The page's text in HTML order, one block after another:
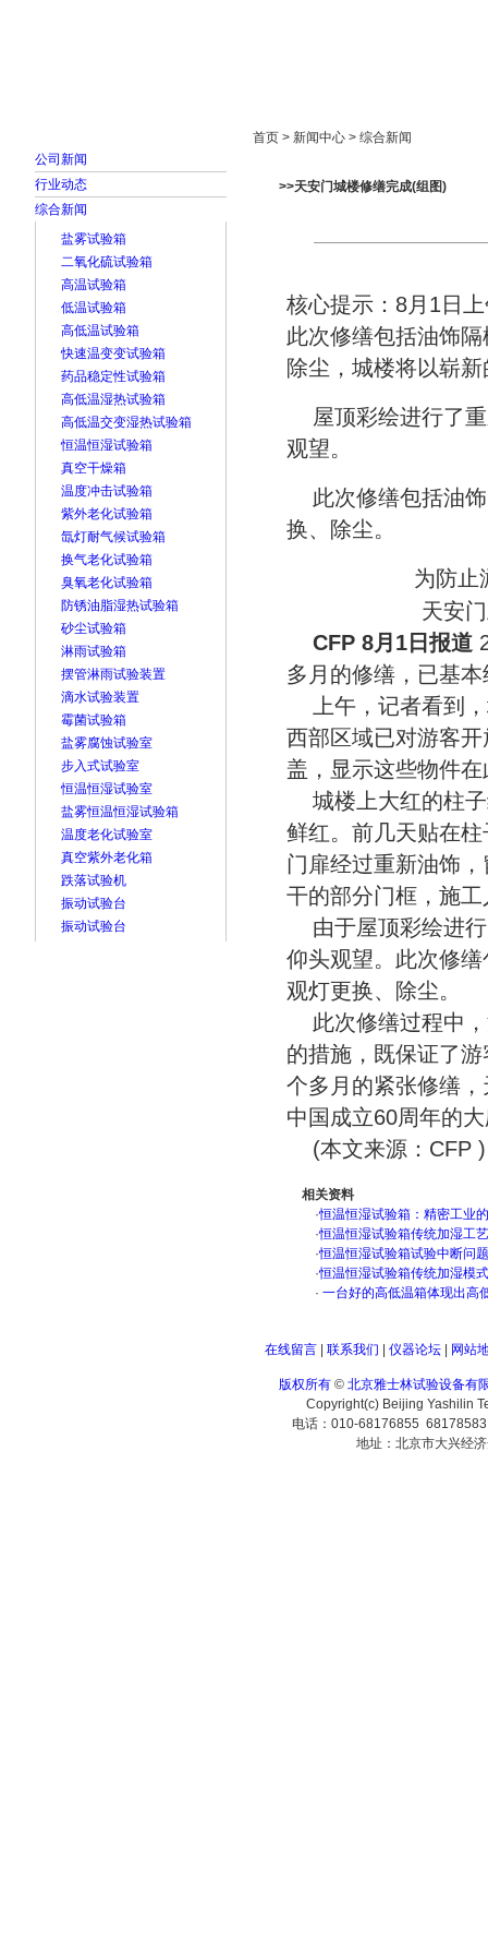
公司新闻
行业动态
综合新闻
盐雾试验箱
二氧化硫试验箱
高温试验箱
低温试验箱
高低温试验箱
快速温变变试验箱
药品稳定性试验箱
高低温湿热试验箱
高低温交变湿热试验箱
恒温恒湿试验箱
真空干燥箱
温度冲击试验箱
紫外老化试验箱
氙灯耐气候试验箱
换气老化试验箱
臭氧老化试验箱
防锈油脂湿热试验箱
砂尘试验箱
淋雨试验箱
摆管淋雨试验装置
滴水试验装置
霉菌试验箱
盐雾腐蚀试验室
步入式试验室
恒温恒湿试验室
盐雾恒温恒湿试验箱
温度老化试验室
真空紫外老化箱
跌落试验机
振动试验台
振动试验台
首页 > 新闻中心 > 综合新闻
>>天安门城楼修缮完成(组图)
核心提示：8月1日
此次修缮包括油饰
除尘，城楼将以崭
屋顶彩绘进行了
观望。
此次修缮包括油
换、除尘。
为防止
天安
CFP 8月1日报道
多月的修缮，已基本
上午，记者看到
西部区域已对游客
盖，显示这些物件
城楼上大红的柱
鲜红。前几天贴在
门扉经过重新油饰
干的部分门框，施工
由于屋顶彩绘进
仰头观望。此次修
观灯更换、除尘。
此次修缮过程中
的措施，既保证了
个多月的紧张修缮
中国成立60周年的
(本文来源：CFP
相关资料
·恒温恒湿试验箱：精密工业
·恒温恒湿试验箱传统加湿工
·恒温恒湿试验箱试验中断问
·恒温恒湿试验箱传统加湿模
· 一台好的高低温箱体现出高
在线留言| 联系我们 仪器论坛| 网站
版权所有 © 北京雅士林试验设备有
Copyright(c) Beijing Yashilin
电话：010-68176855
地址：北京市大兴经